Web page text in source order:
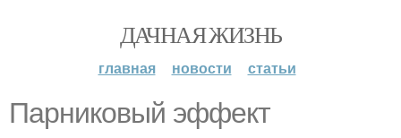
ДАЧНАЯ ЖИЗНЬ
главная новости статьи
Парниковый эффект